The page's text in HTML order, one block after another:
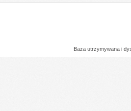
Baza utrzymywana i